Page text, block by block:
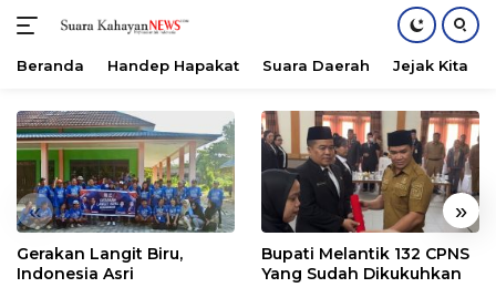
konten
Beranda Handep Hapakat Suara Daerah Jejak Kita
« »
Gerakan Langit Biru,
Indonesia Asri
Bupati Melantik 132 CPNS
Yang Sudah Dikukuhkan